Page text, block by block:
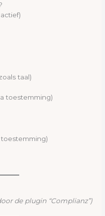
taal)
toestemming)
de plugin “Complianz”)